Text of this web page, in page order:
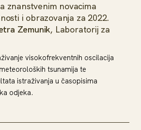
znanstvenim novacima
i obrazovanja za 2022.
Zemunik, Laboratorij za
visokofrekventnih oscilacija
tsunamija te
istraživanja u časopisima
odjeka.